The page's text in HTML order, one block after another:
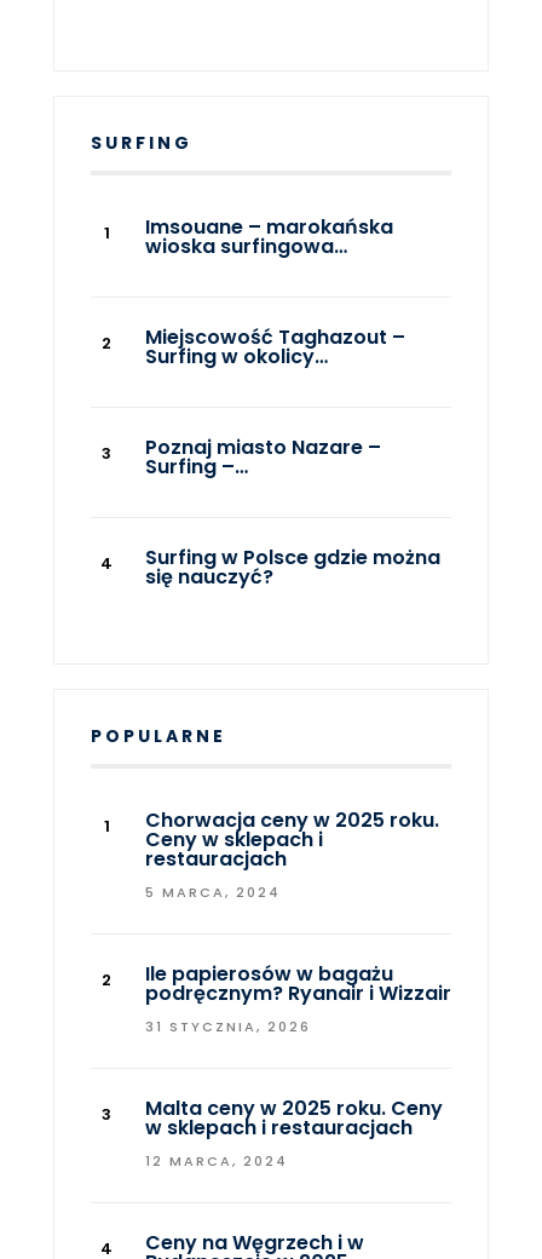
SURFING
Imsouane – marokańska
wioska surfingowa…
Miejscowość Taghazout –
Surfing w okolicy…
Poznaj miasto Nazare –
Surfing –…
Surfing w Polsce gdzie można
się nauczyć?
POPULARNE
Chorwacja ceny w 2025 roku.
Ceny w sklepach i
restauracjach
5 MARCA, 2024
Ile papierosów w bagażu
podręcznym? Ryanair i Wizzair
31 STYCZNIA, 2026
Malta ceny w 2025 roku. Ceny
w sklepach i restauracjach
12 MARCA, 2024
Ceny na Węgrzech i w